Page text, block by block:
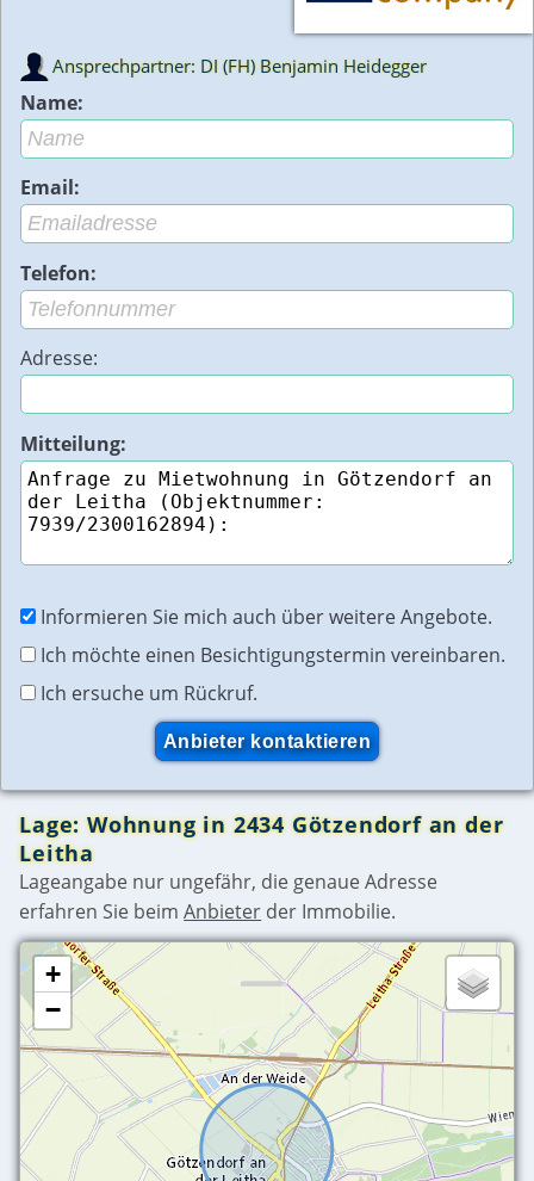
Ansprechpartner: DI (FH) Benjamin Heidegger
Name:
Email:
Telefon:
Adresse:
Mitteilung:
Informieren Sie mich auch über weitere Angebote.
Ich möchte einen Besichtigungstermin vereinbaren.
Ich ersuche um Rückruf.
Lage: Wohnung in 2434 Götzendorf an der
Leitha
Lageangabe nur ungefähr, die genaue Adresse
erfahren Sie beimAnbieter der Immobilie.
+
−